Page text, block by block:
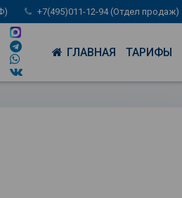
+7(495)011-12-94 (Отдел продаж)
ГЛАВНАЯ ТАРИФЫ